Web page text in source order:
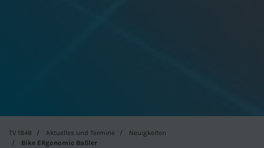
TV 1848 Aktuelles und Termine
Neuigkeiten
Bike ERgonomic Baßler